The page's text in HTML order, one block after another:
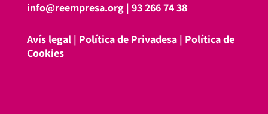
info@reempresa.org| 93 266 74 38
Avís legal| Política de Privadesa| Política de
Cookies